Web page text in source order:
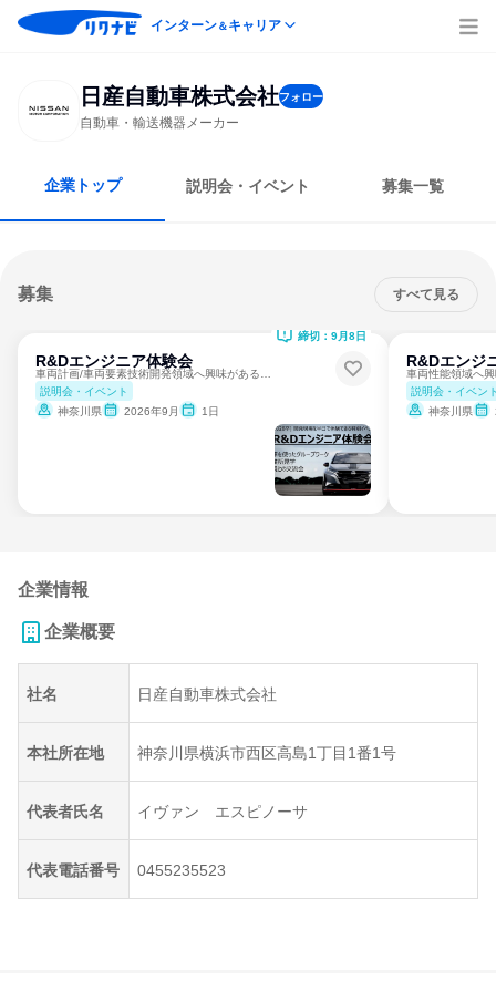
インターン＆キャリア
日産自動車株式会社フォロー
自動車・輸送機器メーカー
企業トップ 説明会・イベント 募集一覧
募集 すべて見る
R&Dエンジニア体験会
説明会・イベント
神奈川県
2026年9月 1日
締切：9月8日
R&Dエンジ
車両性能領域へ
説明会・イベン
神奈川県
企業情報
企業概要
社名 日産自動車株式会社
本社所在地 神奈川県横浜市西区高島1丁目1番1号
代表者氏名 イヴァン エスピノーサ
代表電話番号 0455235523